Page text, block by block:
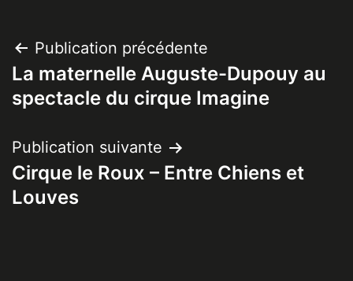
Navigation
de
Publication précédente
La maternelle Auguste-Dupouy au
spectacle du cirque Imagine
Publication suivante
Cirque le Roux – Entre Chiens et
Louves